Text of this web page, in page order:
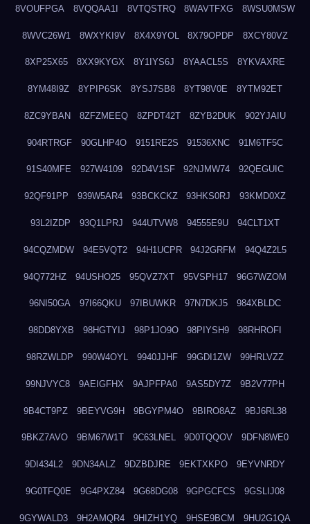
8VOUFPGA 8VQQAA1I 8VTQSTRQ 8WAVTFXG 8WSU0MSW
8WVC26W1 8WXYKI9V 8X4X9YOL 8X79OPDP 8XCY80VZ
8XP25X65 8XX9KYGX 8Y1IYS6J 8YAACL5S 8YKVAXRE
8YM48I9Z 8YPIP6SK 8YSJ7SB8 8YT98V0E 8YTM92ET
8ZC9YBAN 8ZFZMEEQ 8ZPDT42T 8ZYB2DUK 902YJAIU
904RTRGF 90GLHP4O 9151RE2S 91536XNC 91M6TF5C
91S40MFE 927W4109 92D4V1SF 92NJMW74 92QEGUIC
92QF91PP 939W5AR4 93BCKCKZ 93HKS0RJ 93KMD0XZ
93L2IZDP 93Q1LPRJ 944UTVW8 94555E9U 94CLT1XT
94CQZMDW 94E5VQT2 94H1UCPR 94J2GRFM 94Q4Z2L5
94Q772HZ 94USHO25 95QVZ7XT 95VSPH17 96G7WZOM
96NI50GA 97I66QKU 97IBUWKR 97N7DKJ5 984XBLDC
98DD8YXB 98HGTYIJ 98P1JO9O 98PIYSH9 98RHROFI
98RZWLDP 990W4OYL 9940JJHF 99GDI1ZW 99HRLVZZ
99NJVYC8 9AEIGFHX 9AJPFPA0 9AS5DY7Z 9B2V77PH
9B4CT9PZ 9BEYVG9H 9BGYPM4O 9BIRO8AZ 9BJ6RL38
9BKZ7AVO 9BM67W1T 9C63LNEL 9D0TQQOV 9DFN8WE0
9DI434L2 9DN34ALZ 9DZBDJRE 9EKTXKPO 9EYVNRDY
9G0TFQ0E 9G4PXZ84 9G68DG08 9GPGCFCS 9GSLIJ08
9GYWALD3 9H2AMQR4 9HIZH1YQ 9HSE9BCM 9HU2G1QA